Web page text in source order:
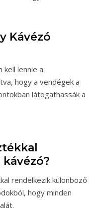
Kávézó
kell lennie a
hogy a vendégek a
látogathassák a
rendelkezik különböző
hogy minden